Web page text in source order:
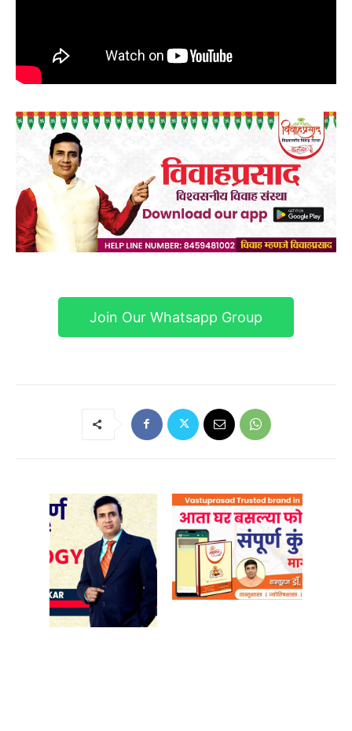
Join Our Whatsapp Group